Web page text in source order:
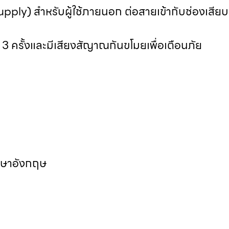
สำหรับผู้ใช้ภายนอก ต่อสายเข้ากับช่องเสี
รั้งและมีเสียงสัญาณกันขโมยเพื่อเตือนภัย
าอังกฤษ